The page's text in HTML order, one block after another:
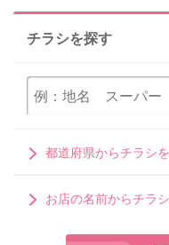
チラシを探す
都道府県からチラシ
お店の名前からチラ